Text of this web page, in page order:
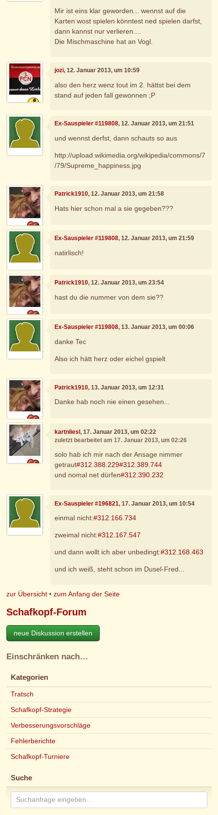
Mir ist eins klar geworden... wennst auf die
Karten wost spielen könntest ned spielen darfst,
dann kannst nur verlieren....
Die Mischmaschine hat an Vogl.
jozi, 12. Januar 2013, um 10:59
also den herz wenz tout im 2. hättst bei dem
stand auf jeden fall gewonnen ;P
Ex-Sauspieler #119808, 12. Januar 2013, um 21:51
und wennst derfst, dann schauts so aus
http://upload.wikimedia.org/wikipedia/commons/7
/79/Supreme_happiness.jpg
Patrick1910, 12. Januar 2013, um 21:58
Hats hier schon mal a sie gegeben???
Ex-Sauspieler #119808, 12. Januar 2013, um 21:59
natirlisch!
Patrick1910, 12. Januar 2013, um 23:54
hast du die nummer von dem sie??
Ex-Sauspieler #119808, 13. Januar 2013, um 00:06
danke Tec
Also ich hätt herz oder eichel gspielt
Patrick1910, 13. Januar 2013, um 12:31
Danke hab noch nie einen gesehen...
kartnliesl, 17. Januar 2013, um 02:22
zuletzt bearbeitet am 17. Januar 2013, um 02:26
solo hab ich mir nach der Ansage nimmer
getraut#312.388.229#312.389.744
und nomal net dürfen#312.390.232
Ex-Sauspieler #196821, 17. Januar 2013, um 10:54
einmal nicht:#312.166.734
zweimal nicht:#312.167.547
und dann wollt ich aber unbedingt:#312.168.463
und ich weiß, steht schon im Dusel-Fred...
zur Übersicht •zum Anfang der Seite
Schafkopf-Forum
neue Diskussion erstellen
Einschränken nach…
Kategorien
Tratsch
Schafkopf-Strategie
Verbesserungsvorschläge
Fehlerberichte
Schafkopf-Turniere
Suche